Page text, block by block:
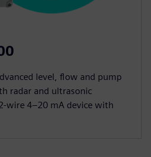
level, flow and pump
radar and ultrasonic
wire 4–20 mA device with